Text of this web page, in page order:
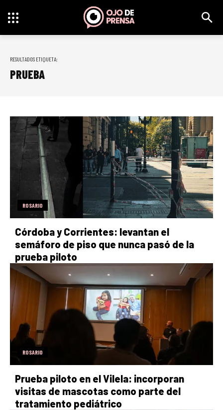
RESULTADOS ETIQUETA:
PRUEBA
ROSARIO
Córdoba y Corrientes: levantan el
semáforo de piso que nunca pasó de la
prueba piloto
ROSARIO
Prueba piloto en el Vilela: incorporan
visitas de mascotas como parte del
tratamiento pediátrico